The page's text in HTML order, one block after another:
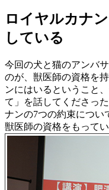
ロイヤルカナ
している
今回の犬と猫のアンバ
のが、獣医師の資格を
ンにはいるということ
て」を話してくださっ
ナンの7つの約束につい
獣医師の資格をもってい